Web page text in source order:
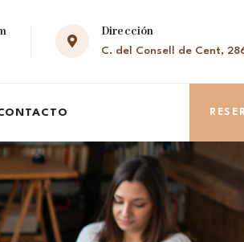
Dirección
C. del Consell de Cent,